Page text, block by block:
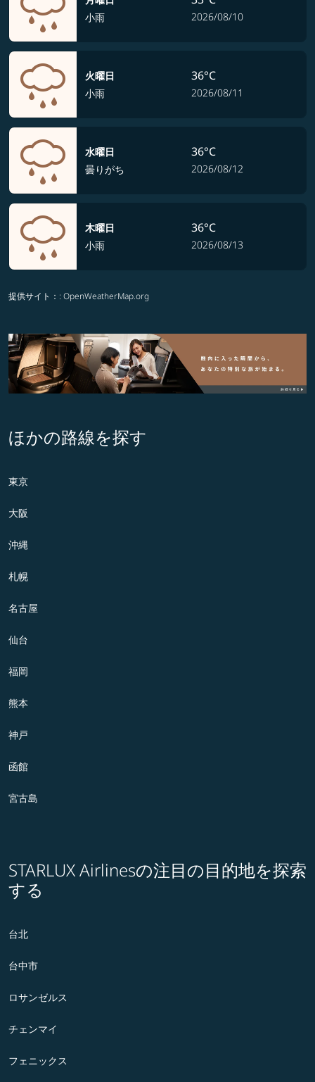
小雨
2026/08/10
火曜日
小雨
36°C
2026/08/11
水曜日
曇りがち
36°C
2026/08/12
木曜日
小雨
36°C
2026/08/13
提供サイト： : OpenWeatherMap.org
ほかの路線を探す
東京
大阪
沖縄
札幌
名古屋
仙台
福岡
熊本
神戸
函館
宮古島
STARLUX Airlinesの注目の目的地を探索
する
台北
台中市
ロサンゼルス
チェンマイ
フェニックス